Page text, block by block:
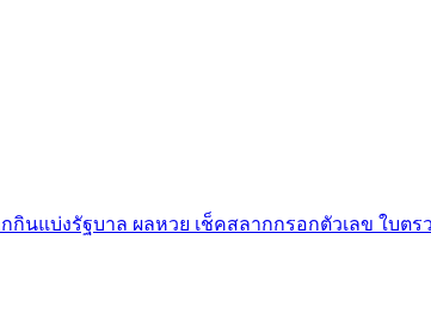
นแบ่งรัฐบาล ผลหวย เช็คสลากกรอกตัวเลข ใบต